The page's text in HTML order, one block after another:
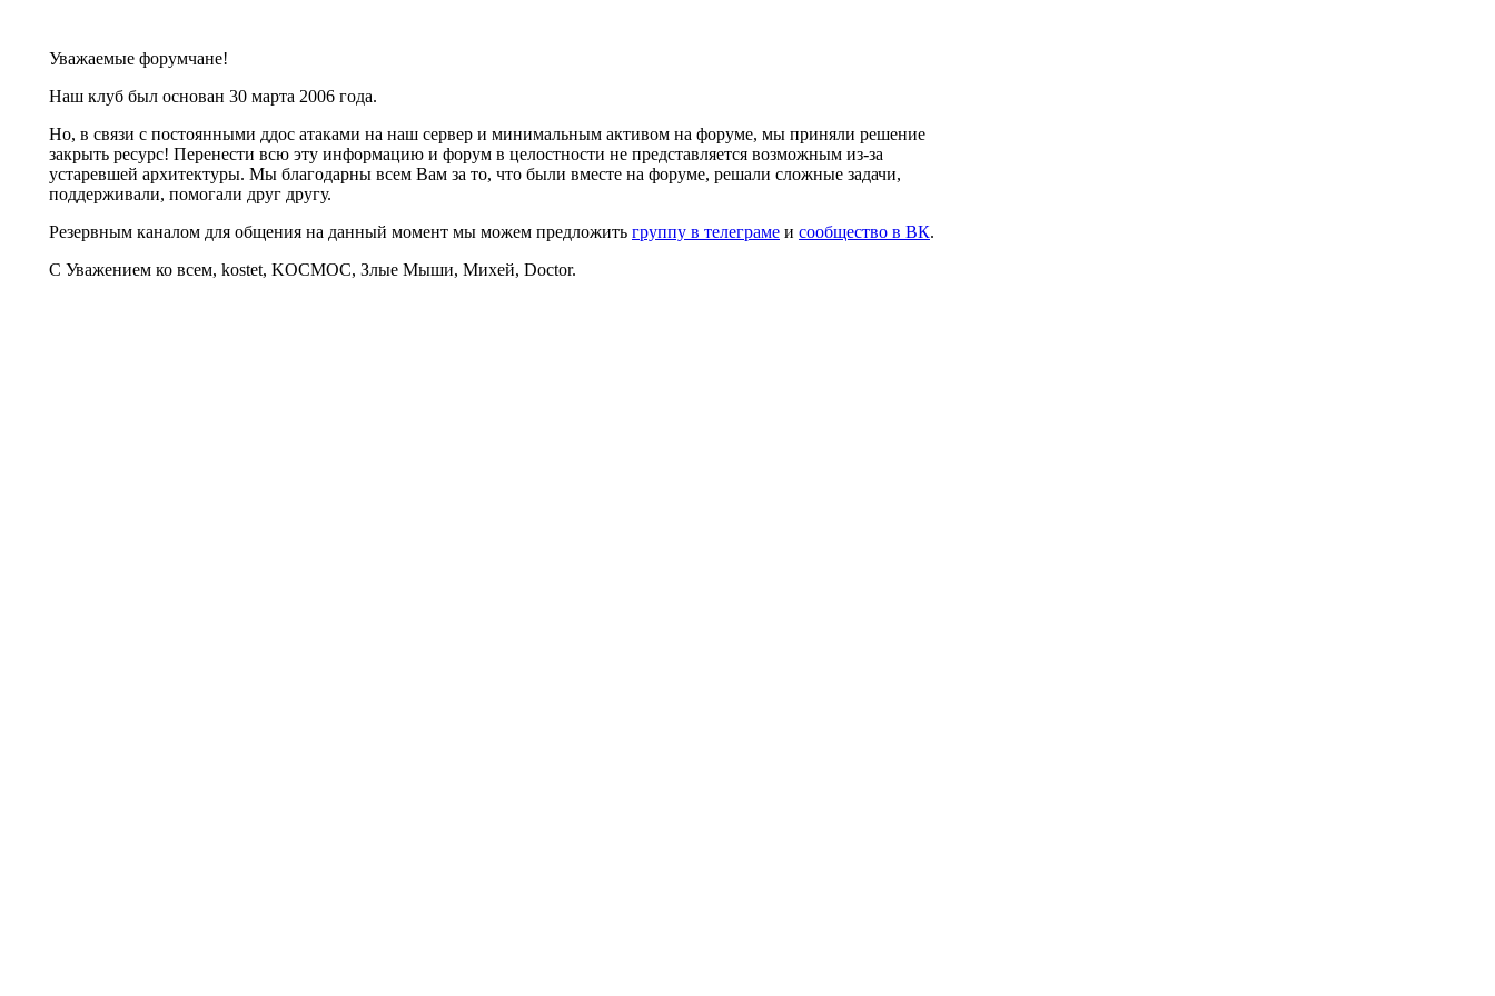
Уважаемые форумчане!
Наш клуб был основан 30 марта 2006 года.
Но, в связи с постоянными ддос атаками на наш сервер и минимальным активом на форуме, мы приняли решение
закрыть ресурс! Перенести всю эту информацию и форум в целостности не представляется возможным из-за
устаревшей архитектуры. Мы благодарны всем Вам за то, что были вместе на форуме, решали сложные задачи,
поддерживали, помогали друг другу.
Резервным каналом для общения на данный момент мы можем предложить группу в телеграме и сообщество в ВК.
С Уважением ко всем, kostet, KOCMOC, Злые Мыши, Михей, Doctor.